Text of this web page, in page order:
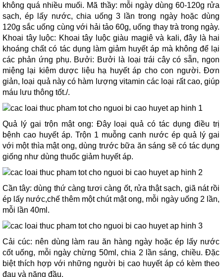
không quá nhiều muối. Mã thầy: mỗi ngày dùng 60-120g rửa
sạch, ép lấy nước, chia uống 3 lần trong ngày hoặc dùng
120g sắc uống cùng với hải tảo 60g, uống thay trà trong ngày.
Khoai tây luộc: Khoai tây luộc giàu magiê và kali, đây là hai
khoáng chất có tác dụng làm giảm huyết áp mà không để lại
các phản ứng phụ. Bưởi: Bưởi là loại trái cây có sẵn, ngon
miệng lại kiêm dược liệu hạ huyết áp cho con người. Đơn
giản, loại quả này có hàm lượng vitamin các loại rất cao, giúp
máu lưu thông tốt./.
Quả lý gai trộn mật ong: Đây loại quả có tác dụng điều trị
bệnh cao huyết áp. Trộn 1 muỗng canh nước ép quả lý gai
với một thìa mật ong, dùng trước bữa ăn sáng sẽ có tác dụng
giống như dùng thuốc giảm huyết áp.
Cần tây: dùng thứ càng tươi càng ốt, rửa thật sạch, giã nát rồi
ép lấy nước,chế thêm một chút mật ong, mỗi ngày uống 2 lần,
mỗi lần 40ml.
Cải cúc: nên dùng làm rau ăn hàng ngày hoặc ép lấy nước
cốt uống, mỗi ngày chừng 50ml, chia 2 lần sáng, chiều. Đặc
biệt thích hợp với những người bị cao huyết áp có kèm theo
đau và nặng đầu.